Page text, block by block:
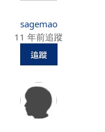
sagemao
11 年前追蹤